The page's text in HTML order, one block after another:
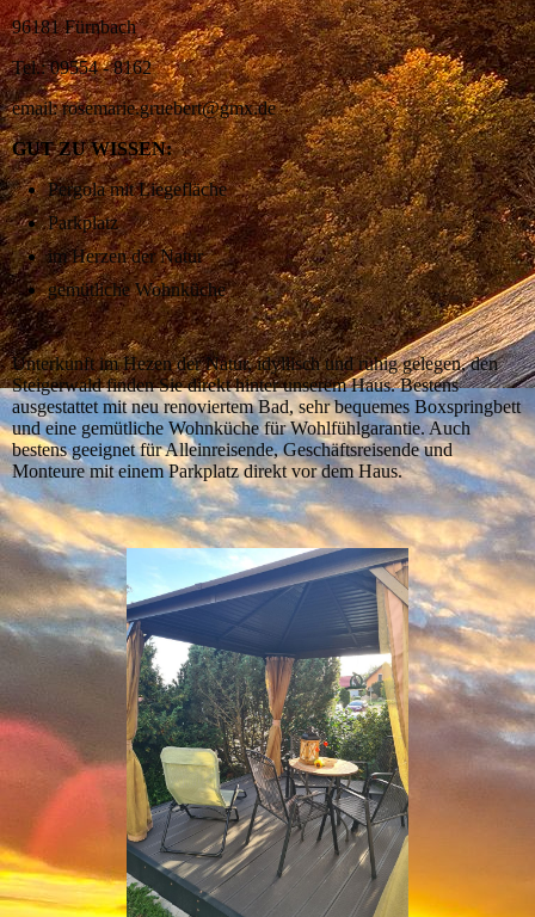
96181 Fürnbach
Tel.: 09554 - 8162
email: rosemarie.gruebert@gmx.de
GUT ZU WISSEN:
Pergola mit Liegefläche
Parkplatz
im Herzen der Natur
gemütliche Wohnküche
Unterkunft im Hezen der Natur, idyllisch und ruhig gelegen, den
Steigerwald finden Sie direkt hinter unserem Haus. Bestens
ausgestattet mit neu renoviertem Bad, sehr bequemes Boxspringbett
und eine gemütliche Wohnküche für Wohlfühlgarantie. Auch
bestens geeignet für Alleinreisende, Geschäftsreisende und
Monteure mit einem Parkplatz direkt vor dem Haus.